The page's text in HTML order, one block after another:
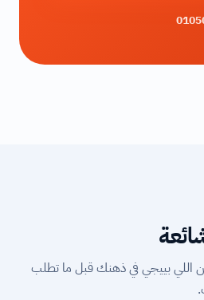
من اللي بييجي في ذهنك قبل ما تطلب